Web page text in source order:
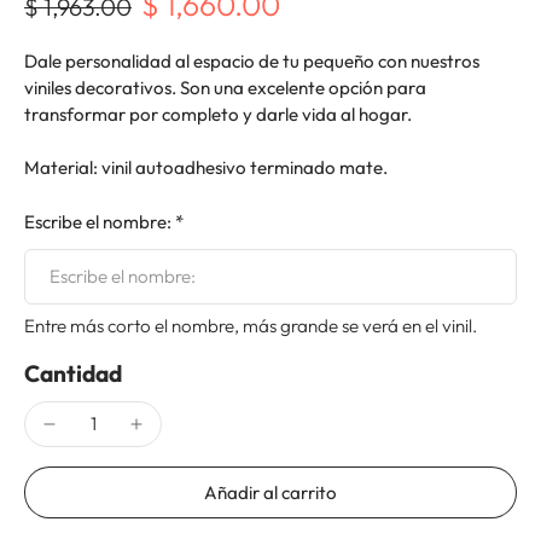
$ 1,963.00
Dale personalidad al espacio de tu pequeño con nuestros
viniles decorativos. Son una excelente opción para
transformar por completo y darle vida al hogar.
Material: vinil autoadhesivo terminado mate.
Escribe el nombre: *
Entre más corto el nombre, más grande se verá en el vinil.
Cantidad
Añadir al carrito